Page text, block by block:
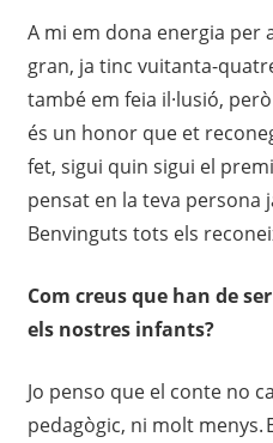
A mi em dona energia per
gran, ja tinc vuitanta-
també em feia il·lusió,
és un honor que et
fet, sigui quin sigui el
pensat en la teva persona
Benvinguts tots els
Com creus que han de
els nostres infants?
Jo penso que el conte no
pedagògic, ni molt menys.